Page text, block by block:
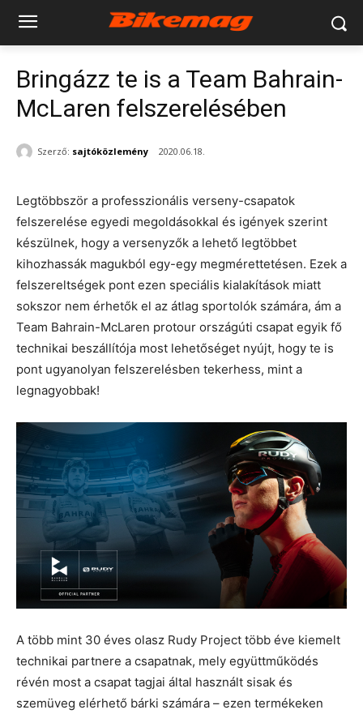
Bringázz te is a Team Bahrain-
McLaren felszerelésében
Szerző: sajtóközlemény 2020.06.18.
Legtöbbször a professzionális verseny-csapatok
felszerelése egyedi megoldásokkal és igények szerint
készülnek, hogy a versenyzők a lehető legtöbbet
kihozhassák magukból egy-egy megmérettetésen. Ezek a
felszereltségek pont ezen speciális kialakítások miatt
sokszor nem érhetők el az átlag sportolók számára, ám a
Team Bahrain-McLaren protour országúti csapat egyik fő
technikai beszállítója most lehetőséget nyújt, hogy te is
pont ugyanolyan felszerelésben tekerhess, mint a
legnagyobbak!
A több mint 30 éves olasz Rudy Project több éve kiemelt
technikai partnere a csapatnak, mely együttműködés
révén most a csapat tagjai által használt sisak és
szemüveg elérhető bárki számára – ezen termékeken